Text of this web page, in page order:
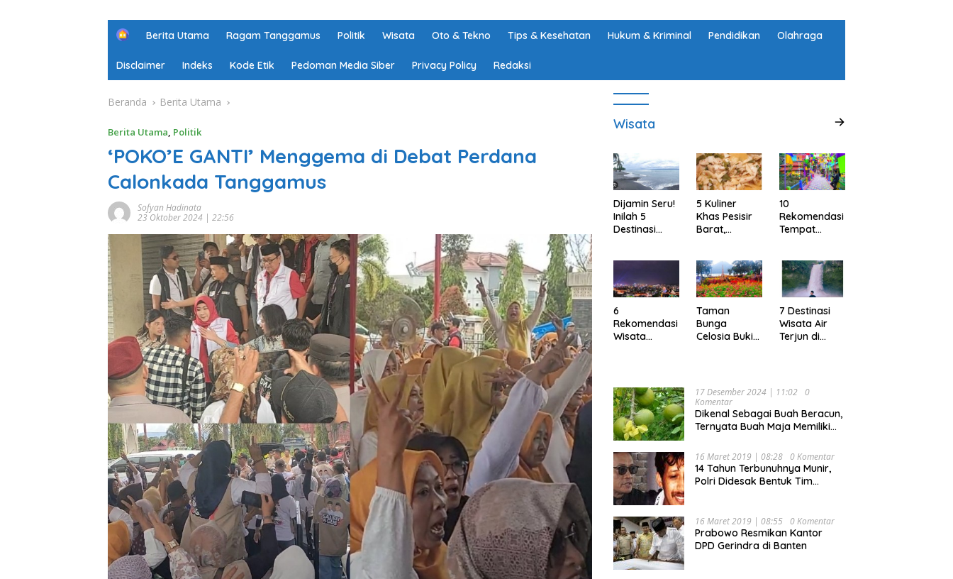
H
m
e
Berita Utama Ragam Tanggamus Politik Wisata Oto & Tekno Tips & Kesehatan Hukum & Kriminal Pendidikan Olahraga
Disclaimer Indeks Kode Etik Pedoman Media Siber Privacy Policy Redaksi
Beranda Berita Utama
Berita Utama, Politik
‘POKO’E GANTI’ Menggema di Debat Perdana
Calonkada Tanggamus
Sofyan Hadinata
23 Oktober 2024 | 22:56
Wisata
Dijamin Seru!
Inilah 5
Destinasi
Lampung
5 Kuliner
Khas Pesisir
Barat,
Kamu Coba,
Dijamin Enak
10
Rekomendasi
Tempat
Ikonik di
Semarang
untuk Liburan
di Akhir
Pekan
6
Rekomendasi
Wisata
Healing
Taman
Bunga
Celosia Bukit
untuk Liburan
Keluarga
7 Destinasi
Wisata Air
Terjun di
Panorama
Mempesona
17 Desember 2024 | 11:02
0
Komentar
Dikenal Sebagai Buah Beracun,
Ternyata Buah Maja Memiliki
Kesehatan
16 Maret 2019 | 08:28 0 Komentar
14 Tahun Terbunuhnya Munir,
Polri Didesak Bentuk Tim
16 Maret 2019 | 08:55 0 Komentar
Prabowo Resmikan Kantor
DPD Gerindra di Banten